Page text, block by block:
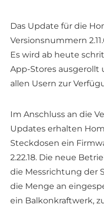
Das Update für die
Versionsnummern
Es wird ab heute
App-Stores ausgerollt
allen Usern zur
Im Anschluss an die
Updates erhalten
Steckdosen ein
2.22.18. Die neue
die Messrichtung der
die Menge an
ein Balkonkraftwerk,